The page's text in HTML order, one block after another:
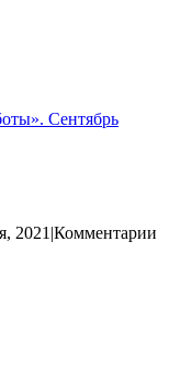
Сентябрь
2021 |Комментарии